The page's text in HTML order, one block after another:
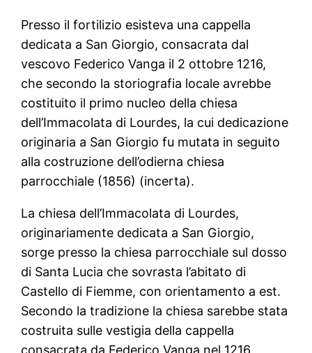
Presso il fortilizio esisteva una cappella
dedicata a San Giorgio, consacrata dal
vescovo Federico Vanga il 2 ottobre 1216,
che secondo la storiografia locale avrebbe
costituito il primo nucleo della chiesa
dell’Immacolata di Lourdes, la cui dedicazione
originaria a San Giorgio fu mutata in seguito
alla costruzione dell’odierna chiesa
parrocchiale (1856) (incerta).
La chiesa dell’Immacolata di Lourdes,
originariamente dedicata a San Giorgio,
sorge presso la chiesa parrocchiale sul dosso
di Santa Lucia che sovrasta l’abitato di
Castello di Fiemme, con orientamento a est.
Secondo la tradizione la chiesa sarebbe stata
costruita sulle vestigia della cappella
consacrata da Federico Vanga nel 1216